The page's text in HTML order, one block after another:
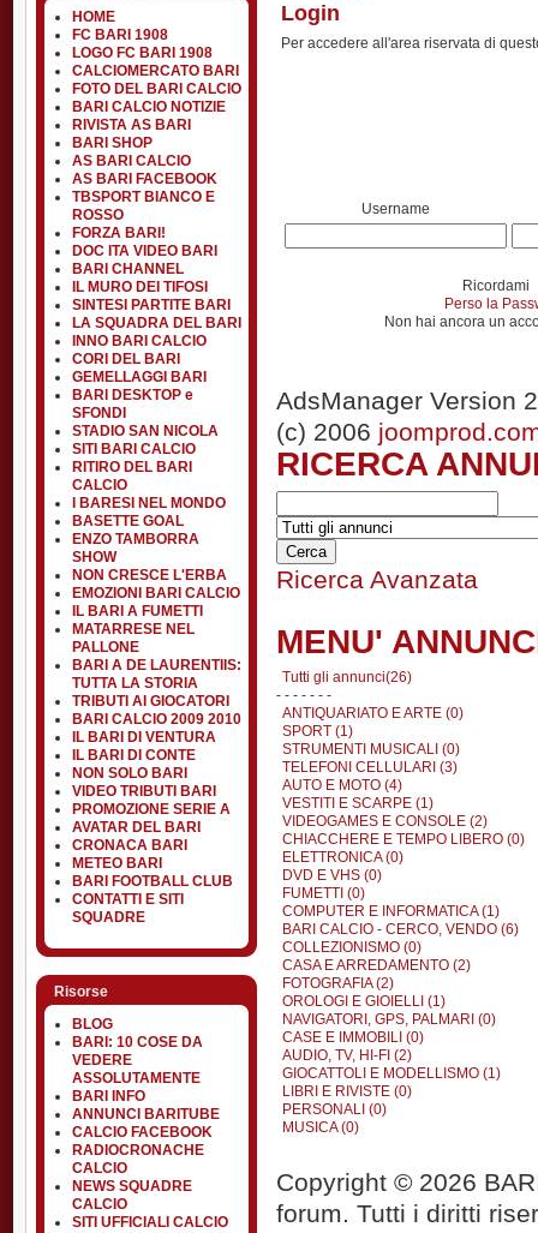
HOME
FC BARI 1908
LOGO FC BARI 1908
CALCIOMERCATO BARI
FOTO DEL BARI CALCIO
BARI CALCIO NOTIZIE
RIVISTA AS BARI
BARI SHOP
AS BARI CALCIO
AS BARI FACEBOOK
TBSPORT BIANCO E
ROSSO
FORZA BARI!
DOC ITA VIDEO BARI
BARI CHANNEL
IL MURO DEI TIFOSI
SINTESI PARTITE BARI
LA SQUADRA DEL BARI
INNO BARI CALCIO
CORI DEL BARI
GEMELLAGGI BARI
BARI DESKTOP e
SFONDI
STADIO SAN NICOLA
SITI BARI CALCIO
RITIRO DEL BARI
CALCIO
I BARESI NEL MONDO
BASETTE GOAL
ENZO TAMBORRA
SHOW
NON CRESCE L'ERBA
EMOZIONI BARI CALCIO
IL BARI A FUMETTI
MATARRESE NEL
PALLONE
BARI A DE LAURENTIIS:
TUTTA LA STORIA
TRIBUTI AI GIOCATORI
BARI CALCIO 2009 2010
IL BARI DI VENTURA
IL BARI DI CONTE
NON SOLO BARI
VIDEO TRIBUTI BARI
PROMOZIONE SERIE A
AVATAR DEL BARI
CRONACA BARI
METEO BARI
BARI FOOTBALL CLUB
CONTATTI E SITI
SQUADRE
Risorse
BLOG
BARI: 10 COSE DA
VEDERE
ASSOLUTAMENTE
BARI INFO
ANNUNCI BARITUBE
CALCIO FACEBOOK
RADIOCRONACHE
CALCIO
NEWS SQUADRE
CALCIO
SITI UFFICIALI CALCIO
Login
Per accedere all'area riservata di
Username
Ricordami
Perso la
Non hai ancora un
AdsManager Version
(c) 2006
RICERCA
Ricerca Avanzata
MENU'
Tutti gli annunci(26)
- - - - - - -
ANTIQUARIATO E ARTE (0)
SPORT (1)
STRUMENTI MUSICALI (0)
TELEFONI CELLULARI (3)
AUTO E MOTO (4)
VESTITI E SCARPE (1)
VIDEOGAMES E CONSOLE (2)
CHIACCHERE E TEMPO LIBERO (0)
ELETTRONICA (0)
DVD E VHS (0)
FUMETTI (0)
COMPUTER E INFORMATICA (1)
BARI CALCIO - CERCO, VENDO (6)
COLLEZIONISMO (0)
CASA E ARREDAMENTO (2)
FOTOGRAFIA (2)
OROLOGI E GIOIELLI (1)
NAVIGATORI, GPS, PALMARI (0)
CASE E IMMOBILI (0)
AUDIO, TV, HI-FI (2)
GIOCATTOLI E MODELLISMO (1)
LIBRI E RIVISTE (0)
PERSONALI (0)
MUSICA (0)
Copyright © 2026
forum. Tutti i diritti